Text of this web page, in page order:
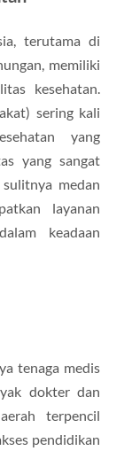
terutama di
memiliki
kesehatan.
sering kali
yang
yang sangat
medan
layanan
keadaan
tenaga medis
dokter dan
terpencil
pendidikan